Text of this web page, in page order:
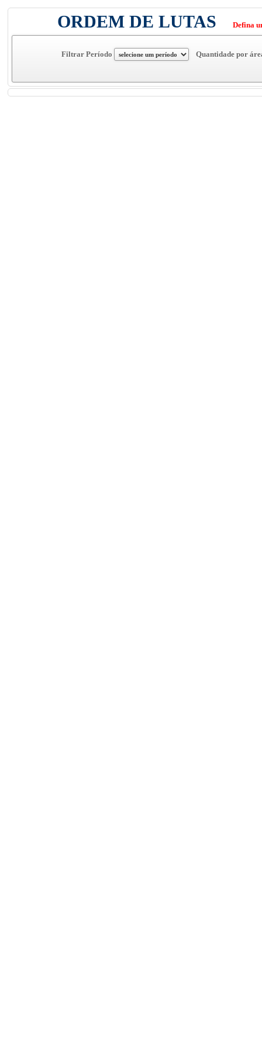
ORDEM DE LUTAS Defina
Filtrar Período Quantidade por